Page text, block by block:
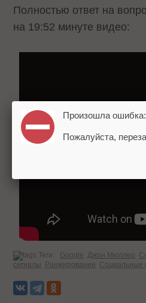
Полностью ответ на
на 19:52 минуте видео:
Теги: Google Джон Мюллер
сигналы
Ранжирование Социальные
Произошла ошибка:
Пожалуйста,